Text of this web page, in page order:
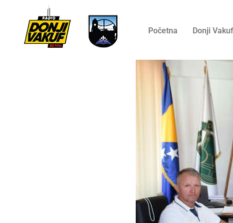
Početna Donji Vakuf